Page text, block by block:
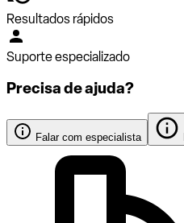
Resultados rápidos
Suporte especializado
Precisa de ajuda?
Falar com especialista